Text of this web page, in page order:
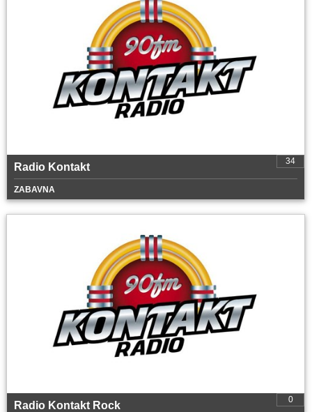
34
Radio Kontakt
ZABAVNA
0
Radio Kontakt Rock